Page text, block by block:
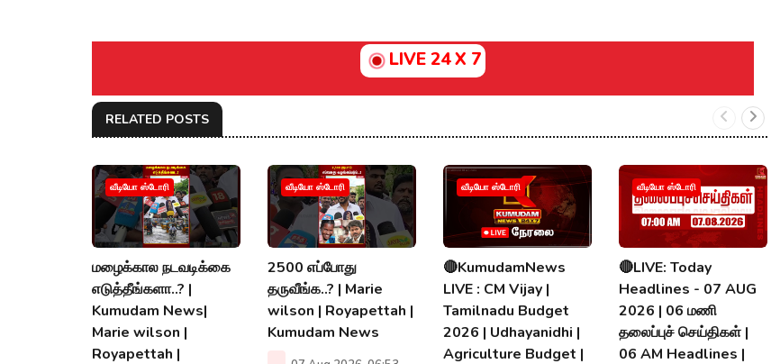
LIVE 24 X 7
RELATED POSTS
வீடியோ ஸ்டோரி
மழைக்கால நடவடிக்கை
எடுத்தீங்களா..? |
Kumudam News|
Marie wilson |
Royapettah |
வீடியோ ஸ்டோரி
2500 எப்போது
தருவீங்க..? | Marie
wilson | Royapettah |
Kumudam News
வீடியோ ஸ்டோரி
🔴KumudamNews
LIVE : CM Vijay |
Tamilnadu Budget
2026 | Udhayanidhi |
Agriculture Budget |
வீடியோ ஸ்டோரி
🔴LIVE: Today
Headlines - 07 AUG
2026 | 06 மணி
தலைப்புச் செய்திகள் |
06 AM Headlines |